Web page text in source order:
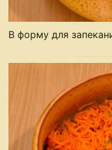
В форму для